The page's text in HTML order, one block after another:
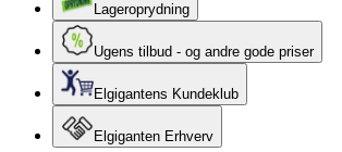
Lageroprydning
Ugens tilbud - og andre gode priser
Elgigantens Kundeklub
Elgiganten Erhverv